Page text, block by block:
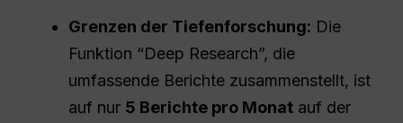
Grenzen der Tiefenforschung: Die
Funktion “Deep Research”, die
umfassende Berichte zusammenstellt, ist
auf nur 5 Berichte pro Monat auf der